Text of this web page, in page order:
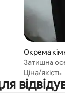
Окрема
Затишна
Ціна/якість